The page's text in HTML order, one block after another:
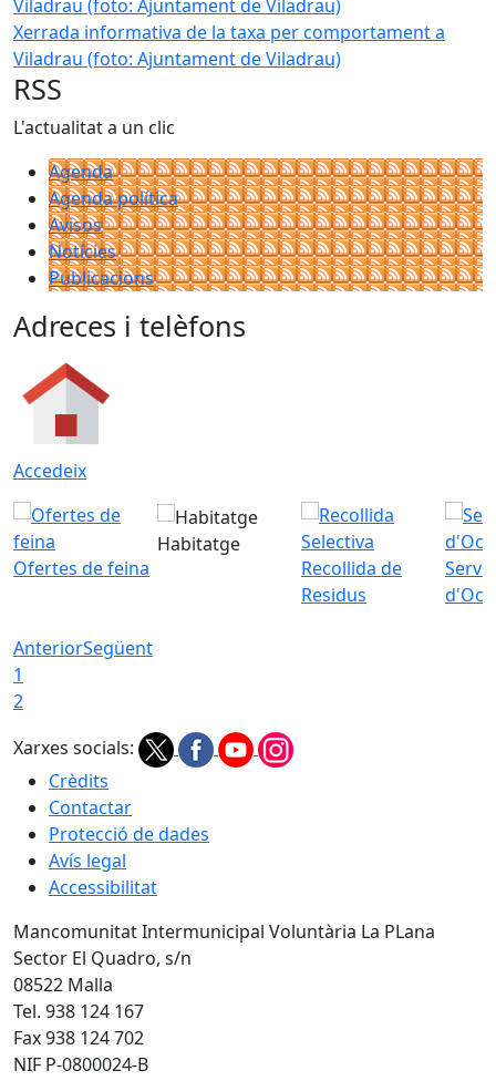
Xerrada informativa de la taxa per comportament a
Viladrau (foto: Ajuntament de Viladrau)
RSS
L'actualitat a un clic
Agenda
Agenda política
Avisos
Notícies
Publicacions
Adreces i telèfons
Accedeix
Ofertes de feina
Habitatge
Recollida de
Residus
Servei
AnteriorSegüent
1
2
Xarxes socials:
Crèdits
Contactar
Protecció de dades
Avís legal
Accessibilitat
Mancomunitat Intermunicipal Voluntària La PLana
Sector El Quadro, s/n
08522 Malla
Tel. 938 124 167
Fax 938 124 702
NIF P-0800024-B